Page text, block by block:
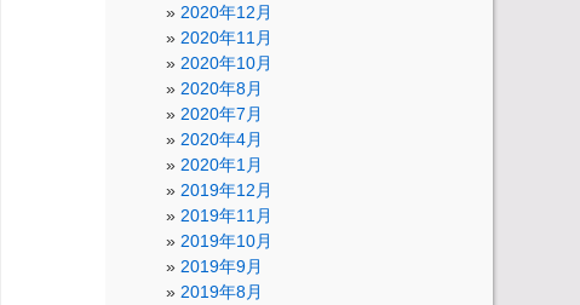
2020年12月
2020年11月
2020年10月
2020年8月
2020年7月
2020年4月
2020年1月
2019年12月
2019年11月
2019年10月
2019年9月
2019年8月